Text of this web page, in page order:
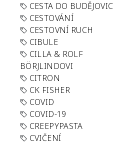
CESTA DO BUDĚJOVIC
CESTOVÁNÍ
CESTOVNÍ RUCH
CIBULE
CILLA & ROLF
BÖRJLINDOVI
CITRON
CK FISHER
COVID
COVID-19
CREEPYPASTA
CVIČENÍ